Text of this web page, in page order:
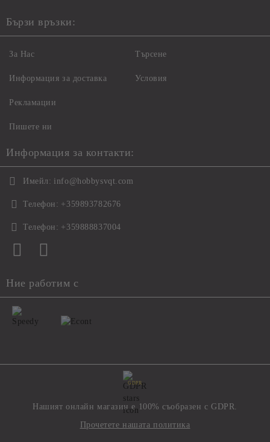
Бързи връзки:
За Нас
Информация за доставка
Рекламации
Пишете ни
Търсене
Условия
Информация за контакти:
Имейл: info@hobbysvqt.com
Телефон: +359893782676
Телефон: +359888837004
Ние работим с
GDPR
Нашият онлайн магазин е 100% съобразен с GDPR.
Прочетете нашата политика